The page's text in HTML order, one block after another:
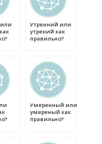
Утренний или
утрений как
правильно?
Умеренный или
умереный как
правильно?